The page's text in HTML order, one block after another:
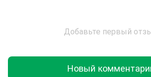
Добавьте первый
Новый